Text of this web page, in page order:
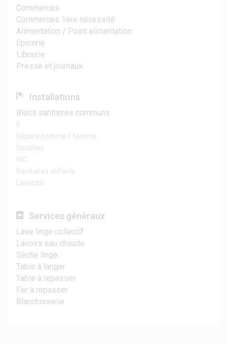
Commerces
Commerces 1ère nécessité
Alimentation / Point alimentation
Epicerie
Librairie
Presse et journaux
Installations
Blocs sanitaires communs
5
Séparé homme / femme
Douches
WC
Sanitaires enfants
Lavabos
Services généraux
Lave linge collectif
Lavoirs eau chaude
Sèche linge
Table à langer
Table à repasser
Fer à repasser
Blanchisserie